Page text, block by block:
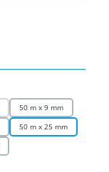
ist zurzeit nicht verfügbar.)
50 m x 9 mm
50 m x 25 mm